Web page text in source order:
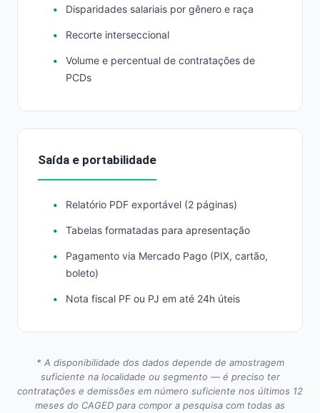
Disparidades salariais por gênero e raça
Recorte interseccional
Volume e percentual de contratações de
PCDs
Saída e portabilidade
Relatório PDF exportável (2 páginas)
Tabelas formatadas para apresentação
Pagamento via Mercado Pago (PIX, cartão,
boleto)
Nota fiscal PF ou PJ em até 24h úteis
* A disponibilidade dos dados depende de amostragem
suficiente na localidade ou segmento — é preciso ter
contratações e demissões em número suficiente nos últimos 12
meses do CAGED para compor a pesquisa com todas as